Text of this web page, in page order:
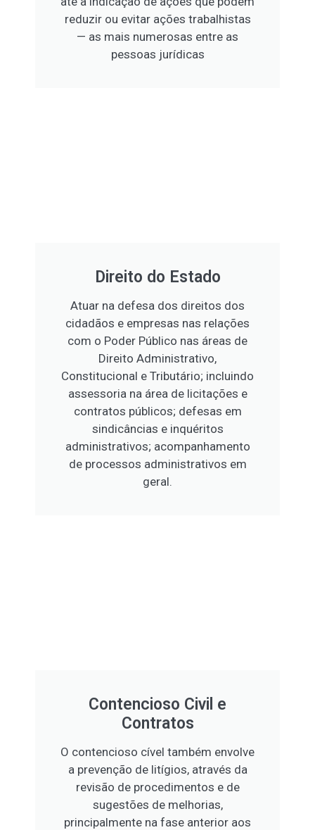
reduzir ou evitar ações trabalhistas
— as mais numerosas entre as
pessoas jurídicas
Direito do Estado
Atuar na defesa dos direitos dos
cidadãos e empresas nas relações
com o Poder Público nas áreas de
Direito Administrativo,
Constitucional e Tributário; incluindo
assessoria na área de licitações e
contratos públicos; defesas em
sindicâncias e inquéritos
administrativos; acompanhamento
de processos administrativos em
geral.
Contencioso Civil e
Contratos
O contencioso cível também envolve
a prevenção de litígios, através da
revisão de procedimentos e de
sugestões de melhorias,
principalmente na fase anterior aos